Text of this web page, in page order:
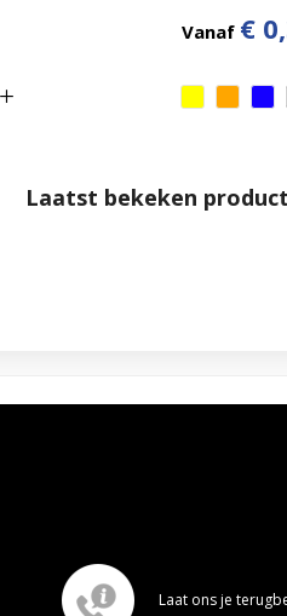
Vanaf €
Laatst bekeken
Laat ons je